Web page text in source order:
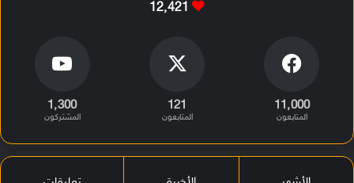
12٬421
11٬000
المتابعون
121
المتابعون
1٬300
المشتركون